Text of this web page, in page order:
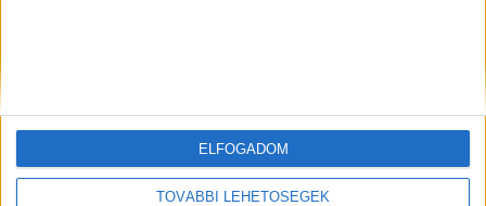
TOVÁBBI LEHETŐSÉGEK
ELFOGADOM